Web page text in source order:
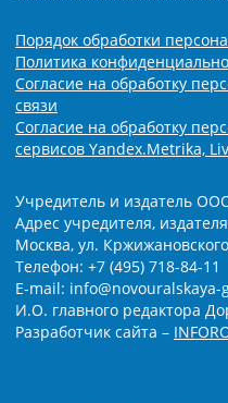
Порядок обработки
Политика
Согласие на обработку
связи
Согласие на обработку
сервисов Yandex.Metrika,
Учредитель и издатель
Адрес учредителя,
Москва, ул.
Телефон: +7 (495) 718-84-11
E-mail: info@novouralskaya-
И.О. главного редактора
Разработчик сайта –